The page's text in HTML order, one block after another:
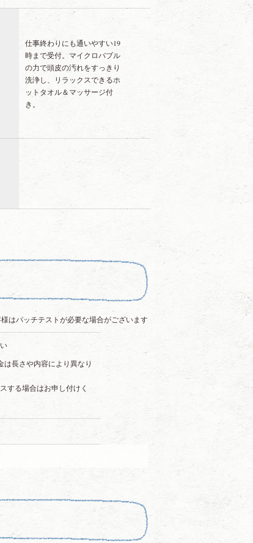
仕事終わりにも通いやすい19
時まで受付。マイクロバブル
の力で頭皮の汚れをすっきり
洗浄し、リラックスできるホ
ットタオル＆マッサージ付
き。
はパッチテストが必要な場合がございます
長さや内容により異なり
する場合はお申し付けく